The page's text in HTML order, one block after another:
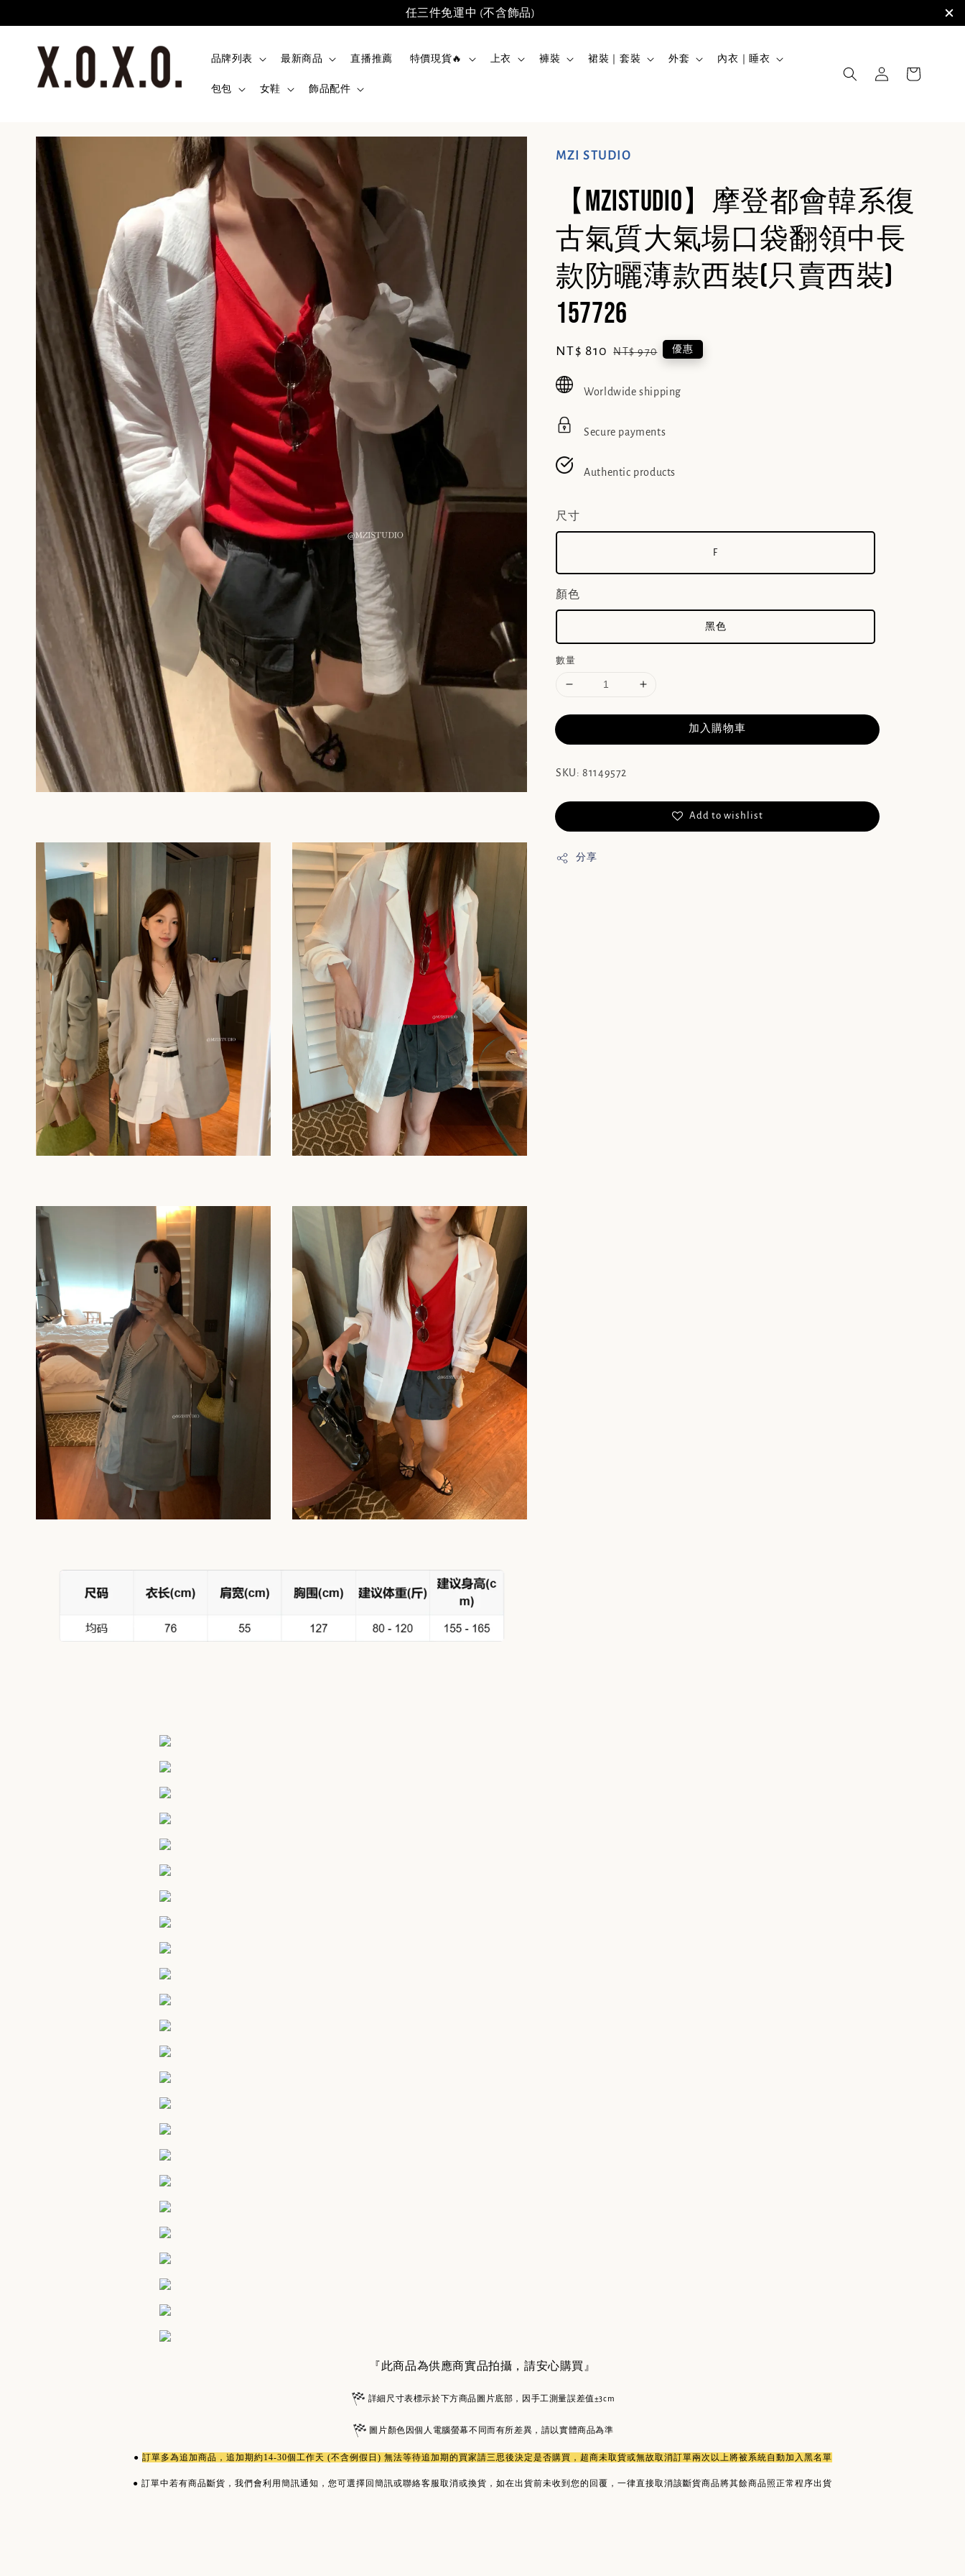
任三件免運中 (不含飾品)
品牌列表 最新商品 直播推薦 特價現貨🔥 上衣 褲裝 裙裝｜套裝 外套 內衣｜睡衣
包包 女鞋 飾品配件
MZI STUDIO
【MZISTUDIO】摩登都會韓系復
古氣質大氣場口袋翻領中長
款防曬薄款西裝(只賣西裝)
157726
Sale
NT$ 810 Regular
NT$ 970 優惠
Worldwide shipping
Secure payments
Authentic products
尺寸
F
顏色
黑色
數量
加入購物車
SKU: 81149572
Add to wishlist
分享
『此商品為供應商實品拍攝，請安心購買』
詳細尺寸表標示於下方商品圖片底部，因手工測量誤差值±3cm
圖片顏色因個人電腦螢幕不同而有所差異，請以實體商品為準
● 訂單多為追加商品 ，追加期約14-30個工作天 (不含例假日) 無法等待追加期的買家請三思後決定是否購買，超商未取貨或無故取消訂單兩次以上將被系統自動加入黑名單
● 訂單中若有商品斷貨，我們會利用簡訊通知，您可選擇回簡訊或聯絡客服取消或換貨，如在出貨前未收到您的回覆，一律直接取消該斷貨商品將其餘商品照正常程序出貨